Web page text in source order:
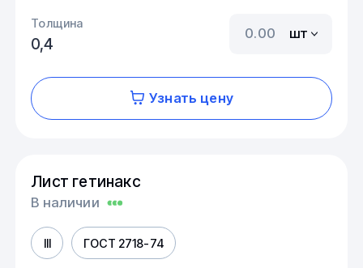
Толщина
0,4
шт
Узнать цену
Лист гетинакс
В наличии
III ГОСТ 2718-74